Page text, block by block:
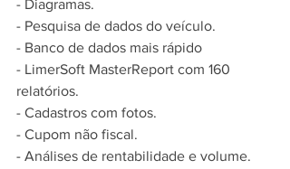
- Diagramas.
- Pesquisa de dados do veículo.
- Banco de dados mais rápido
- LimerSoft MasterReport com 160
relatórios.
- Cadastros com fotos.
- Cupom não fiscal.
- Análises de rentabilidade e volume.